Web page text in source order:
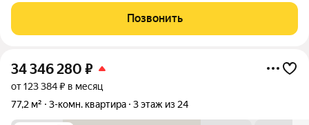
Панорамные виды на
Позвонить
34 346 280 ₽
от 123 384 ₽ в месяц
77,2 м²
3-комн. квартира 3 этаж из 24